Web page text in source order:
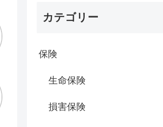
カテゴリー
保険
生命保険
損害保険